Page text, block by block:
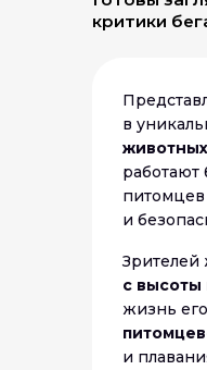
критики
в
работают
питомцев
и
Зрителей
с высоты
жизнь
и